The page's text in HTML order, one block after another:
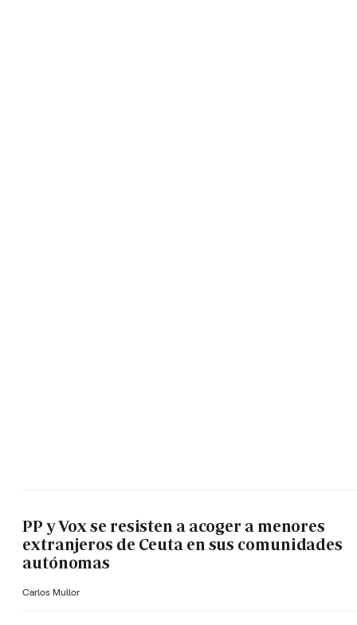
PP y Vox se resisten a acoger a menores
extranjeros de Ceuta en sus comunidades
autónomas
Carlos Mullor